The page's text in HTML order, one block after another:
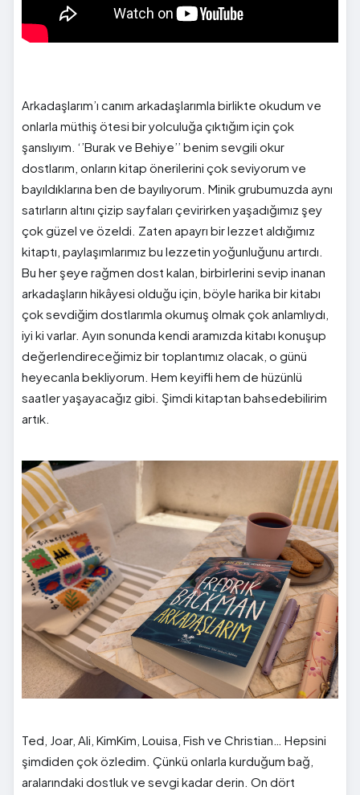
Arkadaşlarım’ı canım arkadaşlarımla birlikte okudum ve
onlarla müthiş ötesi bir yolculuğa çıktığım için çok
şanslıyım. ‘’Burak ve Behiye’’ benim sevgili okur
dostlarım, onların kitap önerilerini çok seviyorum ve
bayıldıklarına ben de bayılıyorum. Minik grubumuzda aynı
satırların altını çizip sayfaları çevirirken yaşadığımız şey
çok güzel ve özeldi. Zaten apayrı bir lezzet aldığımız
kitaptı, paylaşımlarımız bu lezzetin yoğunluğunu artırdı.
Bu her şeye rağmen dost kalan, birbirlerini sevip inanan
arkadaşların hikâyesi olduğu için, böyle harika bir kitabı
çok sevdiğim dostlarımla okumuş olmak çok anlamlıydı,
iyi ki varlar. Ayın sonunda kendi aramızda kitabı konuşup
değerlendireceğimiz bir toplantımız olacak, o günü
heyecanla bekliyorum. Hem keyifli hem de hüzünlü
saatler yaşayacağız gibi. Şimdi kitaptan bahsedebilirim
artık.
Ted, Joar, Ali, KimKim, Louisa, Fish ve Christian… Hepsini
şimdiden çok özledim. Çünkü onlarla kurduğum bağ,
aralarındaki dostluk ve sevgi kadar derin. On dört